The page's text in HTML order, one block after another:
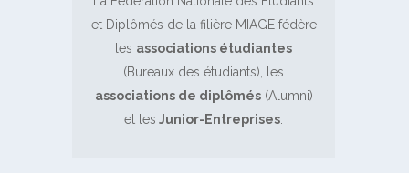
et Diplômés de la filière MIAGE fédère
les associations étudiantes
(Bureaux des étudiants), les
associations de diplômés(Alumni)
et les Junior-Entreprises.